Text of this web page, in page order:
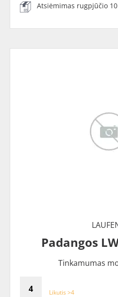
Atsiėmimas rugpjūčio
Padangos
Tinkamumas
Likutis >4